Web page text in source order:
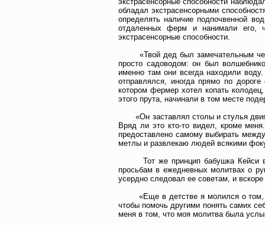
обладал экстрасенсорными
определять наличие подпочвенной
отдаленных ферм и нанимали его,
экстрасенсорные способности.
«Твой дед был замечательным
просто садоводом: он был
именно там они всегда находили
отправлялся, иногда прямо по
котором фермер хотел копать
этого прута, начинали в том месте
«Он заставлял столы и стулья
Вряд ли это кто-то видел, кроме
предоставлено самому выбирать
метлы и развлекаю людей всякими
Тот же принцип бабушка Кейси
просьбам в ежедневных молитвах о
усердно следовал ее советам, и
«Еще в детстве я молился о том,
чтобы помочь другими понять самих
меня в том, что моя молитва была